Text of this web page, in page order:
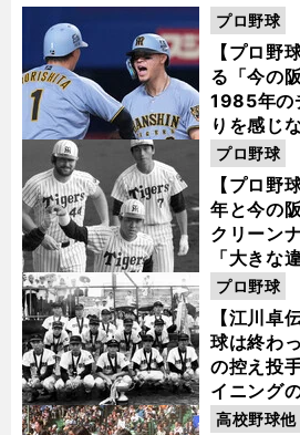
【プロ野
る「今の
1985年の
りを感じ
プロ野球
【プロ野
年と今の
クリーン
「大きな
プロ野球
【江川卓
球は終わ
の控え投
イニング
指名を受け
プロ野球
高校野球他